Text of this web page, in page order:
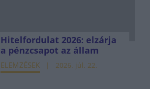
Hitelfordulat 2026: elzárja
a pénzcsapot az állam
ELEMZÉSEK 2026. júl. 22.